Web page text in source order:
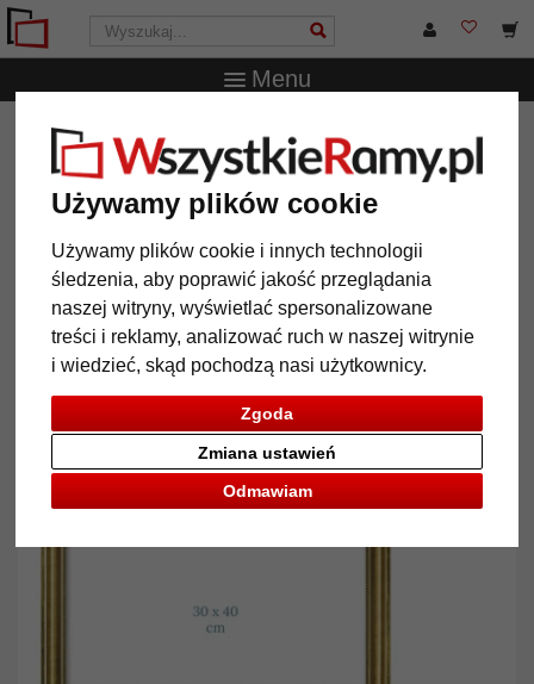
Używamy plików cookie
Używamy plików cookie i innych technologii
śledzenia, aby poprawić jakość przeglądania
naszej witryny, wyświetlać spersonalizowane
treści i reklamy, analizować ruch w naszej witrynie
i wiedzieć, skąd pochodzą nasi użytkownicy.
Zgoda
Odmawiam
Zmiana ustawień
Menu
WszystkieRamy.pl Wielkość ramy
Rama drewniana Inca
Rama drewniana Inca